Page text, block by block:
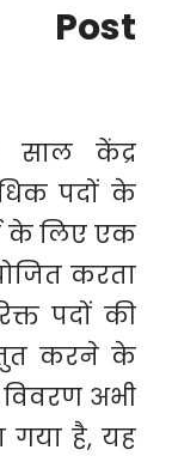
Post
साल केंद्र
पदों के
के लिए एक
करता
पदों की
करने के
विवरण अभी
गया है, यह